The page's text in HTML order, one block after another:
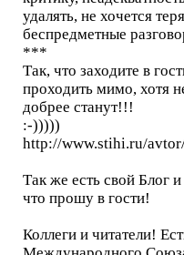
удалять, не хочется
беспредметные
***
Так, что заходите в
проходить мимо, хотя
добрее станут!!!
:-)))))
http://www.stihi.ru/
Так же есть свой Блог
что прошу в гости!
Коллеги и читатели!